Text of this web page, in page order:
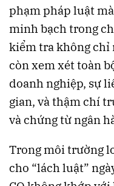
phạm pháp luật
minh bạch trong
kiểm tra không chỉ
còn xem xét toàn
doanh nghiệp, sự
gian, và thậm chí
và chứng từ ngân
Trong môi trường
cho “lách luật”